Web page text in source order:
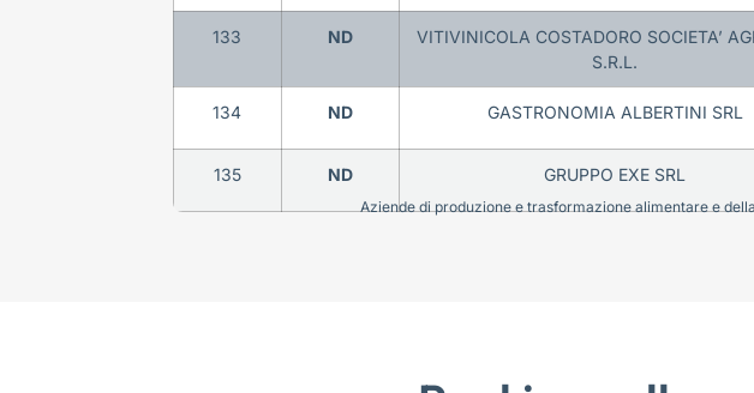
133 ND
VITIVINICOLA COSTADORO SOCIETA’
S.R.L.
134 ND GASTRONOMIA ALBERTINI SRL
135 ND GRUPPO EXE SRL
Aziende di produzione e trasformazione alimentare e